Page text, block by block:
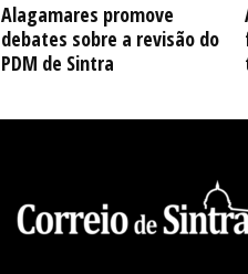
Alagamares promove
debates sobre a revisão do
PDM de Sintra